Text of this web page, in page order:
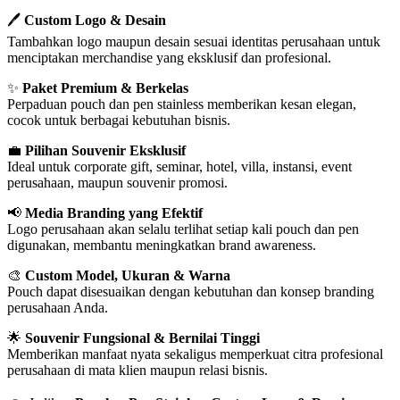
🖊️ Custom Logo & Desain
Tambahkan logo maupun desain sesuai identitas perusahaan untuk
menciptakan merchandise yang eksklusif dan profesional.
✨ Paket Premium & Berkelas
Perpaduan pouch dan pen stainless memberikan kesan elegan,
cocok untuk berbagai kebutuhan bisnis.
💼 Pilihan Souvenir Eksklusif
Ideal untuk corporate gift, seminar, hotel, villa, instansi, event
perusahaan, maupun souvenir promosi.
📢 Media Branding yang Efektif
Logo perusahaan akan selalu terlihat setiap kali pouch dan pen
digunakan, membantu meningkatkan brand awareness.
🎨 Custom Model, Ukuran & Warna
Pouch dapat disesuaikan dengan kebutuhan dan konsep branding
perusahaan Anda.
🌟 Souvenir Fungsional & Bernilai Tinggi
Memberikan manfaat nyata sekaligus memperkuat citra profesional
perusahaan di mata klien maupun relasi bisnis.